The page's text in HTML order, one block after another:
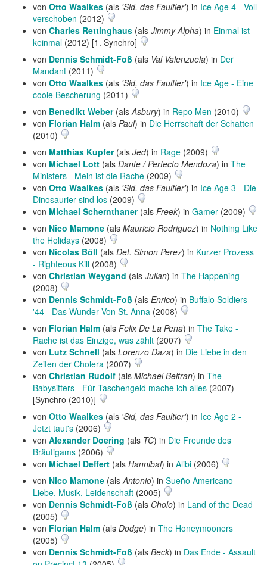
von Otto Waalkes (als 'Sid, das Faultier') in Ice Age 4 - Voll
verschoben (2012)
von Charles Rettinghaus (als Jimmy Alpha) in Einmal ist
keinmal (2012) [1. Synchro]
von Dennis Schmidt-Foß (als Val Valenzuela) in Der
Mandant (2011)
von Otto Waalkes (als 'Sid, das Faultier') in Ice Age - Eine
coole Bescherung (2011)
von Benedikt Weber(alsAsbury) in Repo Men (2010)
von Florian Halm (als Paul) in Die Herrschaft der Schatten
(2010)
von Matthias Kupfer(als Jed) in Rage (2009)
von Michael Lott (als Dante / Perfecto Mendoza) in The
Ministers - Mein ist die Rache (2009)
von Otto Waalkes (als 'Sid, das Faultier') in Ice Age 3 - Die
Dinosaurier sind los (2009)
von Michael Schernthaner(als Freek) in Gamer (2009)
von Nico Mamone (als Mauricio Rodriguez) in Nothing Like
the Holidays (2008)
von Nicolas Böll (als Det. Simon Perez) in Kurzer Prozess
- Righteous Kill (2008)
von Christian Weygand (als Julian) in The Happening
(2008)
von Dennis Schmidt-Foß (als Enrico) in Buffalo Soldiers
'44 - Das Wunder Von St. Anna (2008)
von Florian Halm (als Felix De La Pena) in The Take -
Rache ist das Einzige, was zählt (2007)
von Lutz Schnell (als Lorenzo Daza) in Die Liebe in den
Zeiten der Cholera (2007)
von Christian Rudolf (als Michael Beltran) in The
Babysitters - Für Taschengeld mache ich alles (2007)
[Synchro (2010)]
von Otto Waalkes (als 'Sid, das Faultier') in Ice Age 2 -
Jetzt taut's (2006)
von Alexander Doering (als TC) in Die Freunde des
Bräutigams (2006)
von Michael Deffert (als Hannibal) in Alibi (2006)
von Nico Mamone (alsAntonio) in Sueño Americano -
Liebe, Musik, Leidenschaft (2005)
von Dennis Schmidt-Foß (als Cholo) in Land of the Dead
(2005)
von Florian Halm (als Dodge) in The Honeymooners
(2005)
von Dennis Schmidt-Foß (als Beck) in Das Ende - Assault